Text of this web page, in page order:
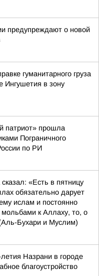
предупреждают о новой
гуманитарного груза
Ингушетия в зону
патриот» прошла
Пограничного
по РИ
«Есть в пятницу
обязательно дарует
ислам и постоянно
к Аллаху, то, о
Бухари и Муслим)
Назрани в городе
благоустройство